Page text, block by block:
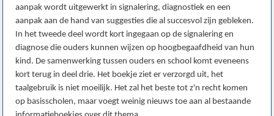
aanpak wordt uitgewerkt in signalering, diagnostiek en een
aanpak aan de hand van suggesties die al succesvol zijn gebleken.
In het tweede deel wordt kort ingegaan op de signalering en
diagnose die ouders kunnen wijzen op hoogbegaafdheid van hun
kind. De samenwerking tussen ouders en school komt eveneens
kort terug in deel drie. Het boekje ziet er verzorgd uit, het
taalgebruik is niet moeilijk. Het zal het beste tot z'n recht komen
op basisscholen, maar voegt weinig nieuws toe aan al bestaande